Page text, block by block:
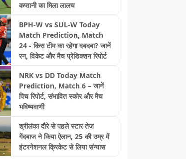
कप्तानी का मिला लालच
BPH-W vs SUL-W Today
Match Prediction, Match
24 - किस टीम का रहेगा दबदबा? जानें
रन, विकेट और मैच प्रेडिक्शन रिपोर्ट
NRK vs DD Today Match
Prediction, Match 6 – जानें
पिच रिपोर्ट, संभावित स्कोर और मैच
भविष्यवाणी
श्रीलंका दौरे से पहले स्टार तेज
गेंदबाज ने किया ऐलान, 25 की उम्र में
इंटरनेशनल क्रिकेट से लिया संन्यास